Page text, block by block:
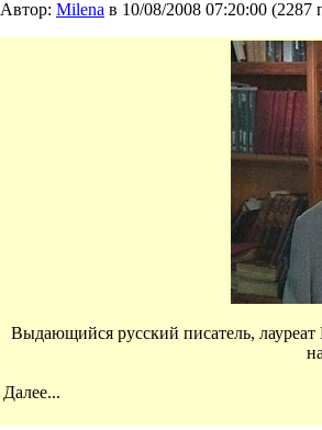
Автор: Milena в 10/08/2008 07:20:00 (2287
Выдающийся русский писатель,
Далее...